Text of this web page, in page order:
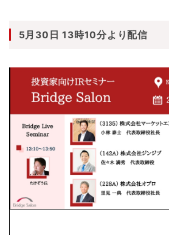
5月30日 13時10分より配信